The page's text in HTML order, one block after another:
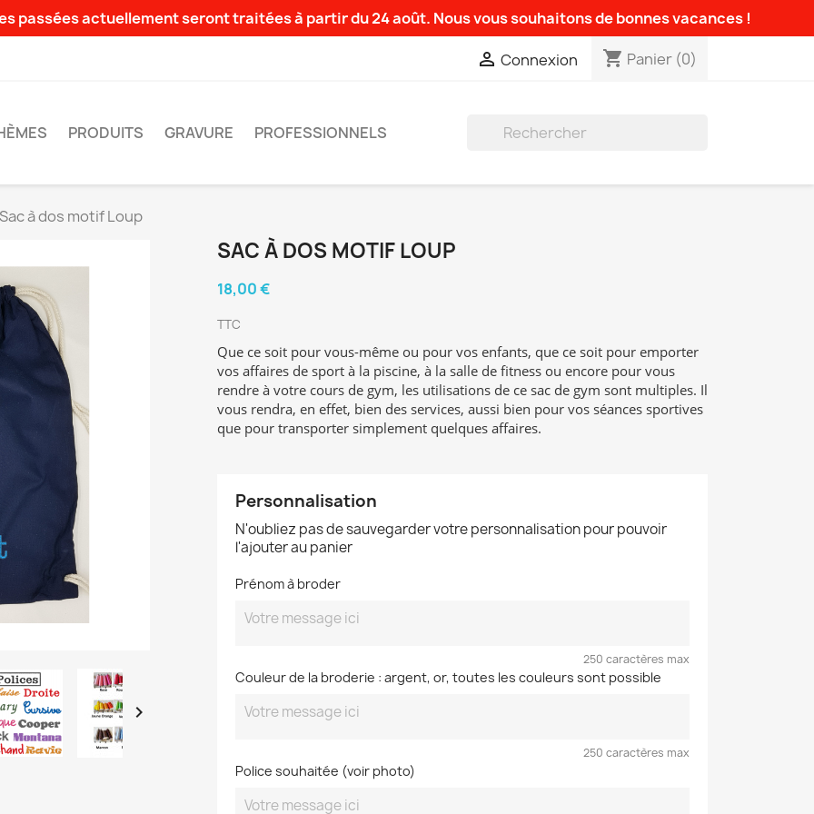
passées actuellement seront traitées à partir du 24 août. Nous vous souhaitons de bonnes vacances !
 Connexion shopping_cart Panier (0)
PRODUITS GRAVURE PROFESSIONNELS
Sac à dos motif Loup

SAC À DOS MOTIF LOUP
18,00 €
TTC
Que ce soit pour vous-même ou pour vos enfants, que ce soit pour emporter
vos affaires de sport à la piscine, à la salle de fitness ou encore pour vous
rendre à votre cours de gym, les utilisations de ce sac de gym sont multiples. Il
vous rendra, en effet, bien des services, aussi bien pour vos séances sportives
que pour transporter simplement quelques affaires.
Personnalisation
N'oubliez pas de sauvegarder votre personnalisation pour pouvoir
l'ajouter au panier
Prénom à broder
250 caractères max
Couleur de la broderie : argent, or, toutes les couleurs sont possible
250 caractères max
Police souhaitée (voir photo)